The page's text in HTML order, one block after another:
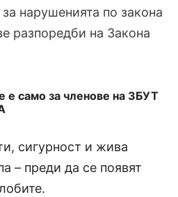
нарушенията по закона
разпоредби на Закона
е само за членове на ЗБУТ
сигурност и жива
– преди да се появят